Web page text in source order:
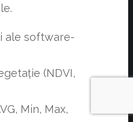
ale software-
(NDVI,
Min, Max,